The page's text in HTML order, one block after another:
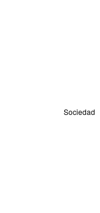
Sociedad